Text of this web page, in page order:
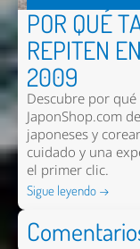
POR QUÉ
REPITEN
2009
Descubre por
JaponShop.com
japoneses y
cuidado y una
el primer clic.
Sigue leyendo →